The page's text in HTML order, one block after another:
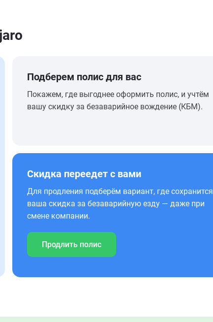
Подберем полис для вас
Покажем, где выгоднее оформить полис, и учтём
вашу скидку за безаварийное вождение (КБМ).
Скидка переедет с вами
Для продления подберём вариант, где сохранится
ваша скидка за безаварийную езду — даже при
смене компании.
Продлить полис